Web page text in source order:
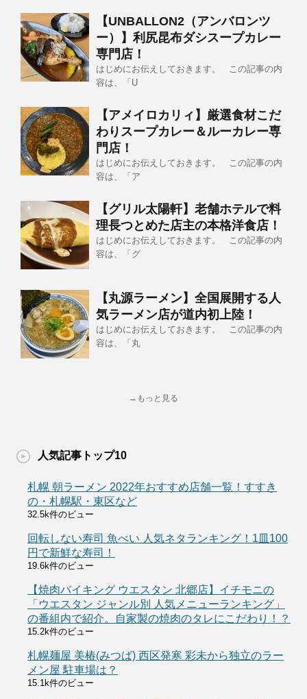
【UNBALLON2（アンバロンツ
ー）】利尻昆布ダシスープカレー
専門店！
はじめにお伝えしておきます。 この記事の内
容は、「U
【アメイロカリィ】厳選食材こだ
わりスープカレー＆ルーカレー専
門店！
はじめにお伝えしておきます。 この記事の内
容は、「ア
【グリル太陽軒】老舗ホテルで料
理長つとめた店主の本格洋食店！
はじめにお伝えしておきます。 この記事の内
容は、「グ
【丸源ラーメン】全国展開する人
気ラーメン店が道内初上陸！
はじめにお伝えしておきます。 この記事の内
容は、「丸
→もっと見る
人気記事トップ10
札幌 朝ラーメン 2022年おすすめ店舗一覧！すすき
の・札幌駅・東区など
32.5k件のビュー
回転しない寿司 魚べい 人気ネタランキング！1皿100
円で新鮮な寿司！
19.6k件のビュー
【焼肉バイキング ウエスタン 北郷店】イチモニの
「ウエスタン ジャンル別 人気メニューランキング」
の番組内で紹介。自家製の焼肉のタレにこだわり！？
15.2k件のビュー
札幌麺屋 美椿(みつば) 西区発寒 彩未から独立のラー
メン屋 駐車場は？
15.1k件のビュー